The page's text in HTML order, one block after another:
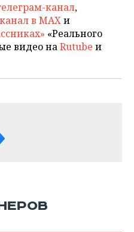
канал,
канал в MAXи
«Реального
видео наRutube и